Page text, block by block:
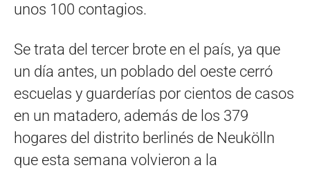
unos 100 contagios.
Se trata del tercer brote en el país, ya que
un día antes, un poblado del oeste cerró
escuelas y guarderías por cientos de casos
en un matadero, además de los 379
hogares del distrito berlinés de Neukölln
que esta semana volvieron a la